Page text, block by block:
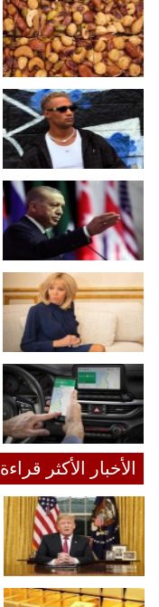
الأخبار الأكثر قراءة